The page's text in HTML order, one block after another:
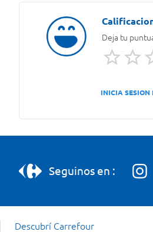
Deja tu
INICIA SESION
Seguinos en :
Descubrí Carrefour